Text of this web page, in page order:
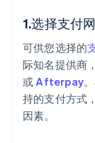
1.选择支付
可供您选择的
际知名提供商
或Afterpay
持的支付方式
因素。